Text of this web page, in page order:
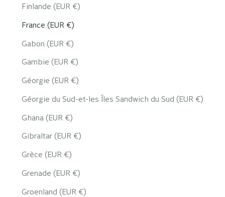
Finlande (EUR €)
France (EUR €)
Gabon (EUR €)
Gambie (EUR €)
Géorgie (EUR €)
Géorgie du Sud-et-les Îles Sandwich du Sud (EUR €)
Ghana (EUR €)
Gibraltar (EUR €)
Grèce (EUR €)
Grenade (EUR €)
Groenland (EUR €)